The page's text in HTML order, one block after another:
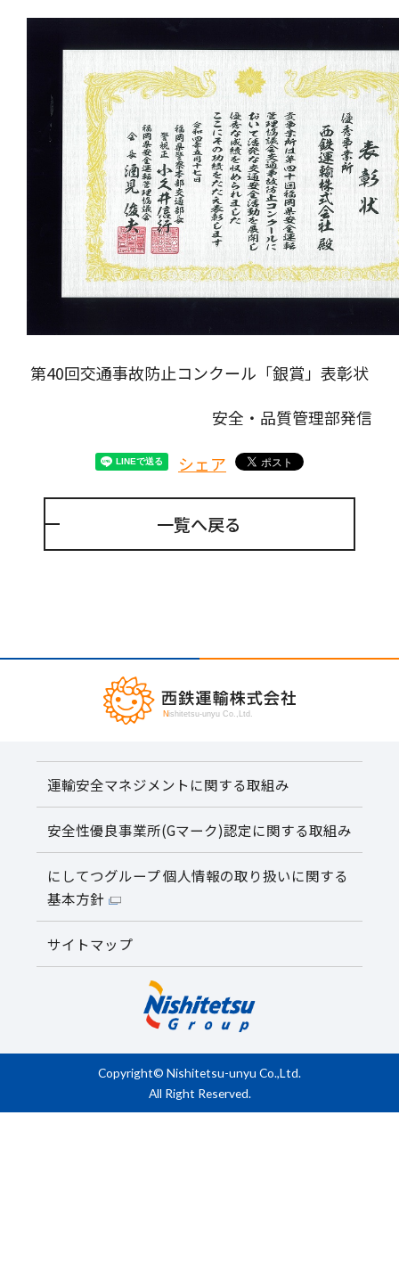
第40回交通事故防止コンクール「銀賞」表彰状
安全・品質管理部発信
シェア
一覧へ戻る
運輸安全マネジメントに関する取組み
安全性優良事業所(Gマーク)認定に関する取組み
にしてつグループ 個人情報の取り扱いに関する
基本方針
サイトマップ
Copyright© Nishitetsu-unyu Co.,Ltd.
All Right Reserved.